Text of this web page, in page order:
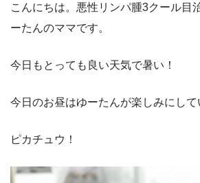
こんにちは。悪性リンパ腫3クール目
ーたんのママです。
今日もとっても良い天気で暑い！
今日のお昼はゆーたんが楽しみにして
ピカチュウ！